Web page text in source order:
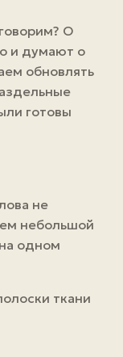
О
и думают о
обновлять
готовы
не
небольшой
одном
ткани